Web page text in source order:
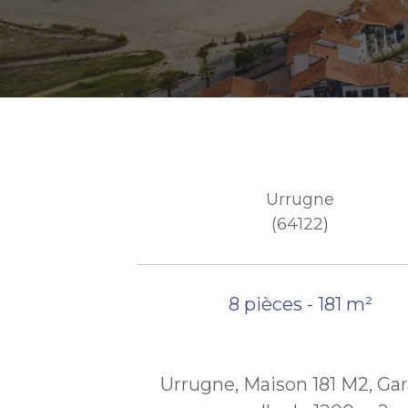
Urrugne
(64122)
8 pièces - 181 m²
Urrugne, Maison 181 M2,